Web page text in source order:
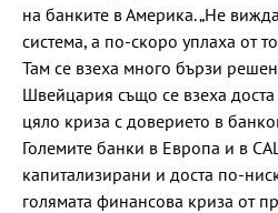
на банките в Америка. „Не
система, а по-скоро уплаха от
Там се взеха много бързи
Швейцария също се взеха
цяло криза с доверието в
Големите банки в Европа и в
капитализирани и доста по-
голямата финансова криза от